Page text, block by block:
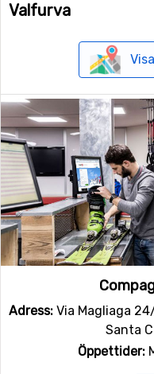
Valfurva
Adress: Via Magliaga
Santa
Öppettider: